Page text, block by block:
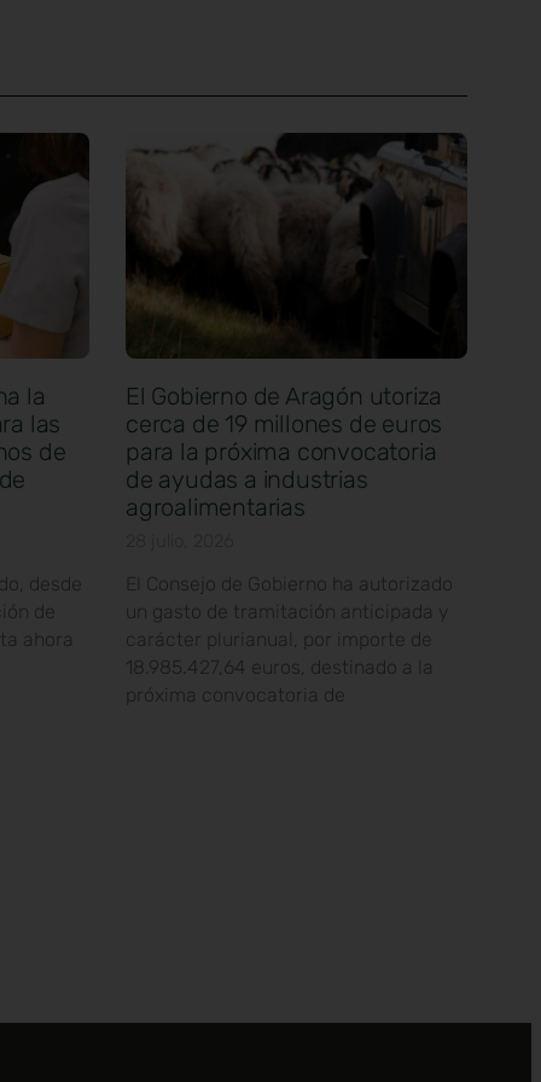
la
las
de
desde
de
ahora
El Gobierno de Aragón utoriza
cerca de 19 millones de euros
para la próxima convocatoria
de ayudas a industrias
agroalimentarias
El Consejo de Gobierno ha autorizado
un gasto de tramitación anticipada y
carácter plurianual, por importe de
18.985.427,64 euros, destinado a la
próxima convocatoria de